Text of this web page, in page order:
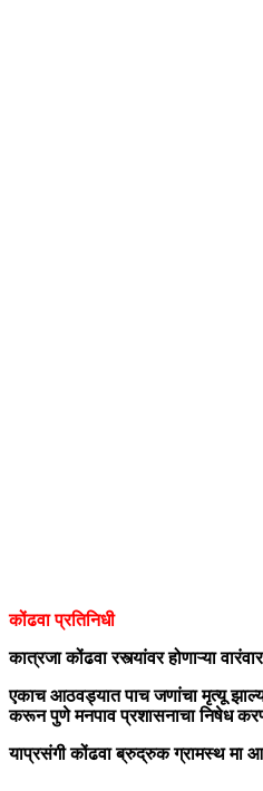
कोंढवा प्रतिनिधी
कात्रजा कोंढवा रस्त्यांवर होणाऱ्या वारंवार
एकाच आठवड्यात पाच जणांचा मृत्यू
करून पुणे मनपाव प्रशासनाचा निषेध
याप्रसंगी कोंढवा ब्रुद्रुक ग्रामस्थ मा आ